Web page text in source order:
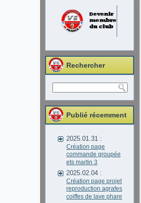
Rechercher
Publié récemment
2025.01.31 :
Création page
commande groupée
ets martin 3
2025.02.04 :
Création page projet
reproduction agrafes
coiffes de lave phare